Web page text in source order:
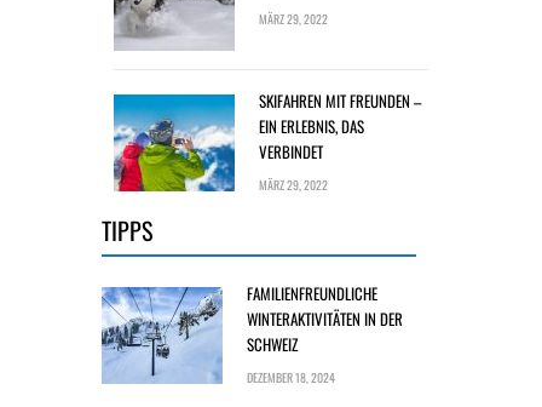
MÄRZ 29, 2022
SKIFAHREN MIT FREUNDEN –
EIN ERLEBNIS, DAS
VERBINDET
MÄRZ 29, 2022
TIPPS
FAMILIENFREUNDLICHE
WINTERAKTIVITÄTEN IN DER
SCHWEIZ
DEZEMBER 18, 2024